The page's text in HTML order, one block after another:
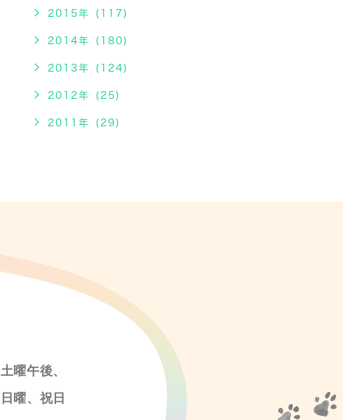
2015年 (117)
2014年 (180)
2013年 (124)
2012年 (25)
2011年 (29)
土曜午後、
日曜、祝日